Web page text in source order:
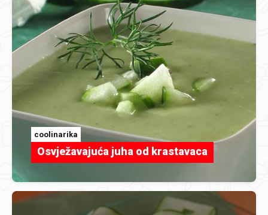
coolinarika
Osvježavajuća juha od krastavaca